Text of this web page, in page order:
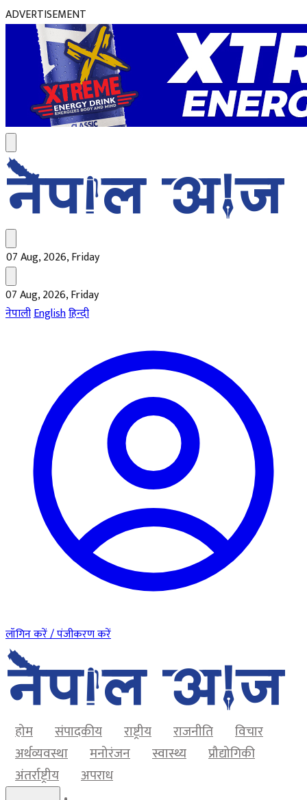
ADVERTISEMENT
07 Aug, 2026, Friday
07 Aug, 2026, Friday
नेपालीEnglishहिन्दी
लॉगिन करें / पंजीकरण करें
होम संपादकीय राष्ट्रीय राजनीति
विचार
अर्थव्यवस्था
मनोरंजन स्वास्थ्य
प्रौद्योगिकी
अंतर्राष्ट्रीय
अपराध